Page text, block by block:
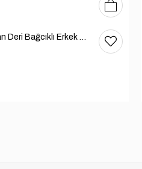
Siyah Rugan Deri Bağcıklı Erkek Günlük Ayakkabı 101-1004-GN502
39 404142